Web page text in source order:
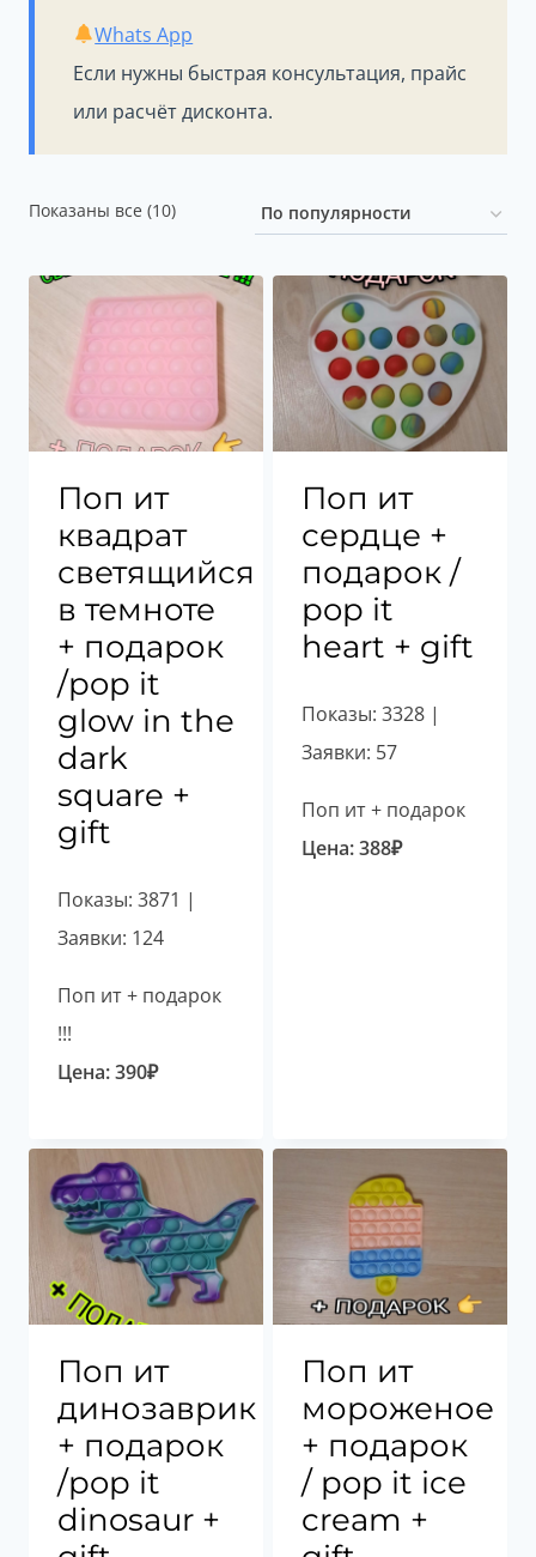
Если нужны быстрая консультация, прайс
или расчёт дисконта.
Whats App
Показаны все (10)Сортировка:
популярности
Поп ит
квадрат
светящийся
в темноте
+ подарок
/pop it
glow in the
dark
square +
gift
Показы: 3871 |
Заявки: 124
Поп ит + подарок
!!!
Цена:390₽
Поп ит
сердце +
подарок /
pop it
heart + gift
Показы: 3328 |
Заявки: 57
Поп ит + подарок
Цена:388₽
Поп ит
динозаврик
+ подарок
/pop it
dinosaur +
Поп ит
мороженое
+ подарок
/ pop it ice
cream +